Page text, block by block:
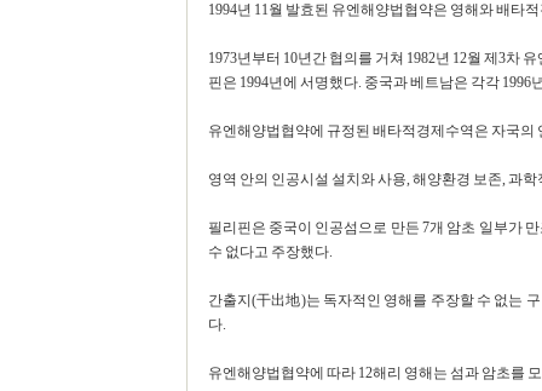
1994년 11월 발효된 유엔해양법협약은 영해와 배타
1973년부터 10년간 협의를 거쳐 1982년 12월 제3차
핀은 1994년에 서명했다. 중국과 베트남은 각각 1996
유엔해양법협약에 규정된 배타적경제수역은 자국의
영역 안의 인공시설 설치와 사용, 해양환경 보존, 과
필리핀은 중국이 인공섬으로 만든 7개 암초 일부가
수 없다고 주장했다.
간출지(干出地)는 독자적인 영해를 주장할 수 없는
다.
유엔해양법협약에 따라 12해리 영해는 섬과 암초를